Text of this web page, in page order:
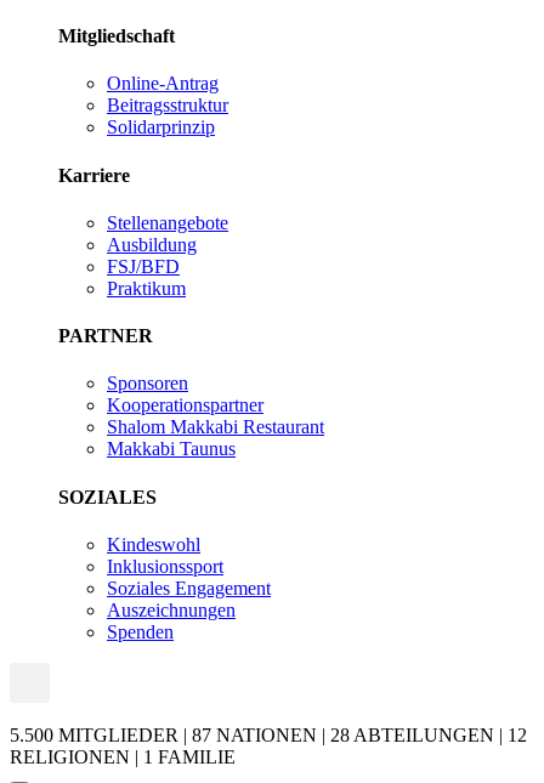
Mitgliedschaft
Online-Antrag
Beitragsstruktur
Solidarprinzip
Karriere
Stellenangebote
Ausbildung
FSJ/BFD
Praktikum
PARTNER
Sponsoren
Kooperationspartner
Shalom Makkabi Restaurant
Makkabi Taunus
SOZIALES
Kindeswohl
Inklusionssport
Soziales Engagement
Auszeichnungen
Spenden
5.500 MITGLIEDER | 87 NATIONEN | 28 ABTEILUNGEN | 12
RELIGIONEN | 1 FAMILIE